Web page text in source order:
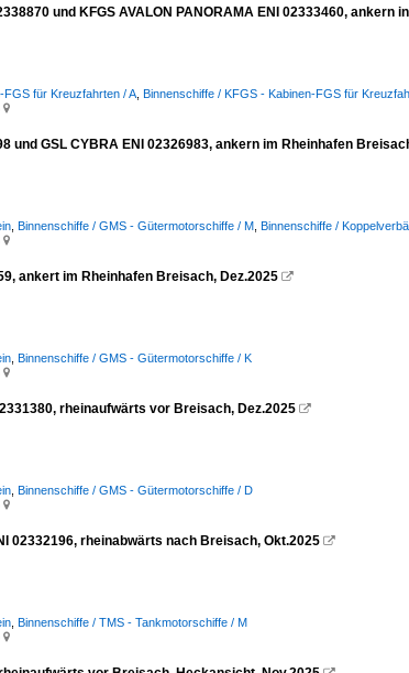
und KFGS AVALON PANORAMA ENI 02333460, ankern
für Kreuzfahrten / A Binnenschiffe / KFGS - Kabinen-FGS für

und GSL CYBRA ENI 02326983, ankern im Rheinhafen
Binnenschiffe / GMS - Gütermotorschiffe / M Binnenschiffe /

ankert im Rheinhafen Breisach, Dez.2025 
Binnenschiffe / GMS - Gütermotorschiffe / K

rheinaufwärts vor Breisach, Dez.2025 
Binnenschiffe / GMS - Gütermotorschiffe / D

02332196, rheinabwärts nach Breisach, Okt.2025 
Binnenschiffe / TMS - Tankmotorschiffe / M
